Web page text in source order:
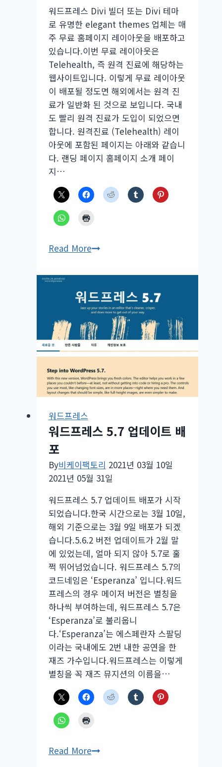
워드프레스 Divi 빌더 또는 Divi 테마
로 유명한 elegant themes 업체는 매
주 무료 홈페이지 레이아웃을 배포하고
있습니다.이번 무료 레이아웃은
Telehealth, 즉 원격 진료에 해당하는
웹사이트입니다. 이렇게 무료 레이아웃
이 배포될 정도면 해외에서는 원격 진
료가 일반화 된 것으로 보입니다. 국내
도 빨리 원격 진료가 도입이 되었으면
합니다. 원격진료 (Telehealth) 레이
아웃에 포함된 페이지는 아래와 같습니
다. 랜딩 페이지 홈페이지 소개 페이
지…
Read More워
프
스
Divi
테
마
원
격
진
료
페
지
무
레
이
아
웃
배
포
워드프레스
워드프레스 5.7 업데이트 배
포
By비케이팩토리 2021년 03월 10일
2021년 05월 31일
워드프레스 5.7 업데이트 배포가 시작
되었습니다.한국 시간으로는 3월 10일,
해외 기준으로는 3월 9일 배포가 되겠
습니다.5.6.2 버전 업데이트가 2월 말
에 있었는데, 얼마 되지 않아 5.7로 훌
쩍 뛰어넘었습니다. 워드프레스 5.7의
코드네임은 ‘Esperanza’ 입니다.워드
프레스의 경우 메이저 버전은 별칭을
하나씩 부여하는데, 워드프레스 5.7은
‘Esperanza’로 불리웁니
다.‘Esperanza’는 에스페란자 스팔딩
이라는 국내에도 2번 내한 공연을 한
재즈 가수입니다.워드프레스는 이렇게
별칭을 꼭 재즈 뮤지션의 이름을…
Read More워